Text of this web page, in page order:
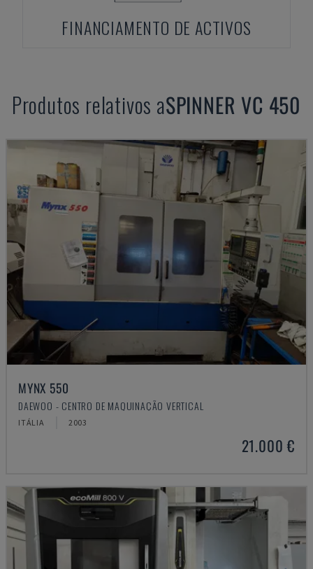
FINANCIAMENTO DE ACTIVOS
Produtos relativos aSPINNER VC 450
MYNX 550
DAEWOO - CENTRO DE MAQUINAÇÃO VERTICAL
ITÁLIA 2003
21.000 €